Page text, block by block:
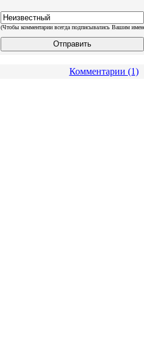
(Чтобы комментарии всегда подписывались Вашим
Комментарии (1)